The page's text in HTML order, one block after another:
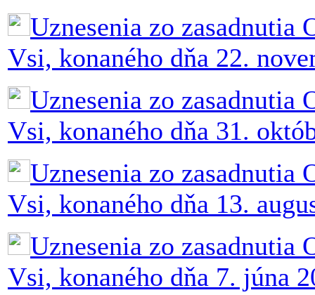
Uznesenia zo zasadnutia
Vsi, konaného dňa 22.
Uznesenia zo zasadnutia
Vsi, konaného dňa 31.
Uznesenia zo zasadnutia
Vsi, konaného dňa 13.
Uznesenia zo zasadnutia
Vsi, konaného dňa 7. júna